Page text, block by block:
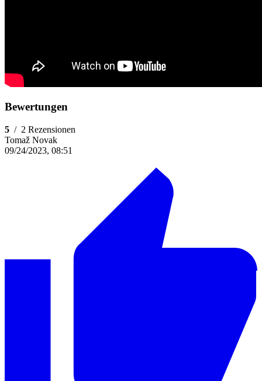
Bewertungen
5 / 2 Rezensionen
Tomaž Novak
09/24/2023, 08:51